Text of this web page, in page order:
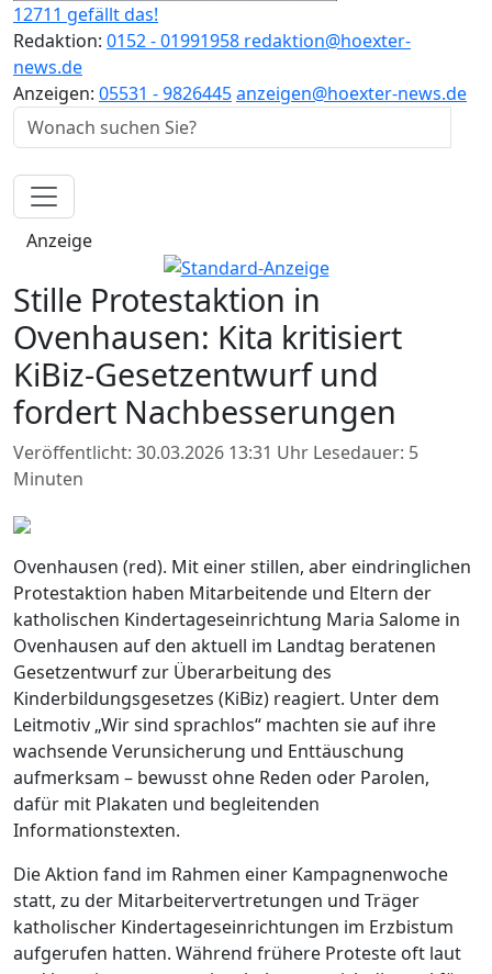
12711 gefällt das!
Redaktion: 0152 - 01991958 redaktion@hoexter-
news.de
Anzeigen: 05531 - 9826445anzeigen@hoexter-news.de
Anzeige
Stille Protestaktion in
Ovenhausen: Kita kritisiert
KiBiz-Gesetzentwurf und
fordert Nachbesserungen
Veröffentlicht: 30.03.2026 13:31 Uhr Lesedauer: 5
Minuten
Ovenhausen (red). Mit einer stillen, aber eindringlichen
Protestaktion haben Mitarbeitende und Eltern der
katholischen Kindertageseinrichtung Maria Salome in
Ovenhausen auf den aktuell im Landtag beratenen
Gesetzentwurf zur Überarbeitung des
Kinderbildungsgesetzes (KiBiz) reagiert. Unter dem
Leitmotiv „Wir sind sprachlos“ machten sie auf ihre
wachsende Verunsicherung und Enttäuschung
aufmerksam – bewusst ohne Reden oder Parolen,
dafür mit Plakaten und begleitenden
Informationstexten.
Die Aktion fand im Rahmen einer Kampagnenwoche
statt, zu der Mitarbeitervertretungen und Träger
katholischer Kindertageseinrichtungen im Erzbistum
aufgerufen hatten. Während frühere Proteste oft laut